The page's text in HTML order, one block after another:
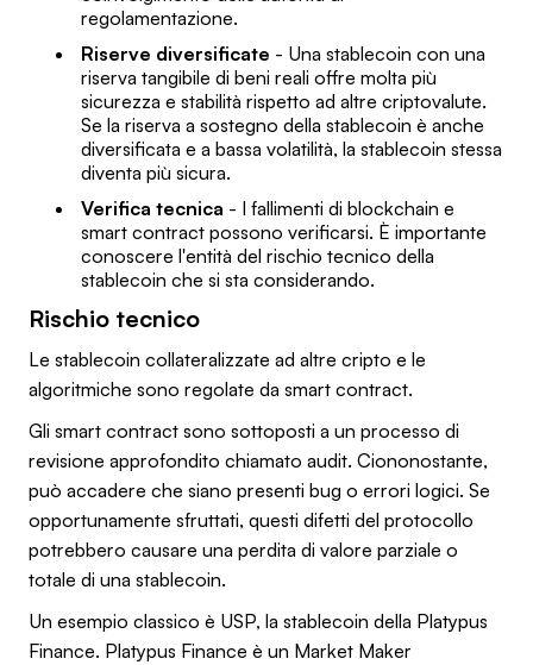
regolamentazione.
Riserve diversificate - Una stablecoin con una
riserva tangibile di beni reali offre molta più
sicurezza e stabilità rispetto ad altre criptovalute.
Se la riserva a sostegno della stablecoin è anche
diversificata e a bassa volatilità, la stablecoin stessa
diventa più sicura.
Verifica tecnica - I fallimenti di blockchain e
smart contract possono verificarsi. È importante
conoscere l'entità del rischio tecnico della
stablecoin che si sta considerando.
Rischio tecnico
Le stablecoin collateralizzate ad altre cripto e le
algoritmiche sono regolate da smart contract.
Gli smart contract sono sottoposti a un processo di
revisione approfondito chiamato audit. Ciononostante,
può accadere che siano presenti bug o errori logici. Se
opportunamente sfruttati, questi difetti del protocollo
potrebbero causare una perdita di valore parziale o
totale di una stablecoin.
Un esempio classico è USP, la stablecoin della Platypus
Finance. Platypus Finance è un Market Maker